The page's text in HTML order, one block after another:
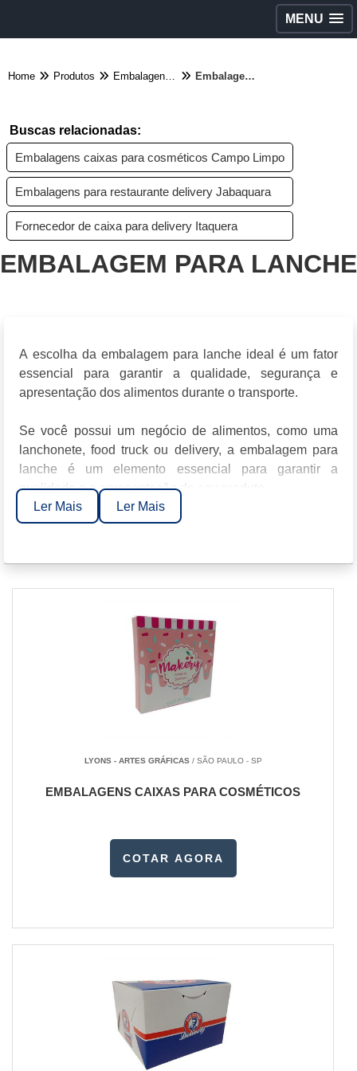
MENU
Home Produtos Embalagens diversas - Categoria Embalagem para Lanche
Buscas relacionadas:
Embalagens caixas para cosméticos Campo Limpo
Embalagens para restaurante delivery Jabaquara
Fornecedor de caixa para delivery Itaquera
EMBALAGEM PARA LANCHE
A escolha da embalagem para lanche ideal é um fator
essencial para garantir a qualidade, segurança e
apresentação dos alimentos durante o transporte.
Se você possui um negócio de alimentos, como uma
lanchonete, food truck ou delivery, a embalagem para
lanche é um elemento essencial para garantir a
qualidade e a apresentação do seu produto.
Além de proteger o alimento, uma boa embalagem pode
vendas.
Uma embalagem de qualidade mantém a temperatura
do alimento, preserva o sabor e evita vazamentos.
Além disso, com as crescentes preocupações
Embalagem de Papel:Ideal para sanduíches, hambúrgueres
e salgados. É prática e pode ser reciclada.
Embalagem Térmica:Mantém a temperatura do alimento por
Caixas Personalizadas:Além de proteger o alimento, as
caixas personalizadas podem fortalecer sua marca ao exibir
seu logotipo e informações de contato.
VANTAGENS DE USAR EMBALAGEM PARA LANCHE DE
Ler Mais Ler Mais
LYONS - ARTES GRÁFICAS/ SÃO PAULO - SP
EMBALAGENS CAIXAS PARA COSMÉTICOS
COTAR AGORA